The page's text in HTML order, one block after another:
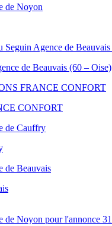
de Beauvais (60 – Oise)
CONFORT